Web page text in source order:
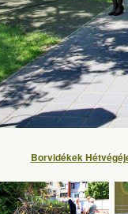
Borvidékek